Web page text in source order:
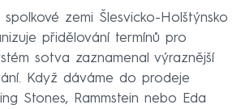
spolkové zemi Šlesvicko-Holštýnsko
přidělování termínů pro
sotva zaznamenal výraznější
Když dáváme do prodeje
Stones, Rammstein nebo Eda